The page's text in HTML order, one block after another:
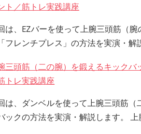
ト／筋トレ実践講座
は、EZバーを使って上腕三頭筋（腕
フレンチプレス」の方法を実演・解
三頭筋（二の腕）を鍛えるキックバ
トレ実践講座
は、ダンベルを使って上腕三頭筋（
ックの方法を実演・解説します。